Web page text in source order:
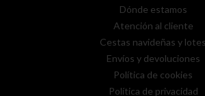
Dónde estamos
Atención al cliente
Cestas navideñas y lotes
Envíos y devoluciones
Política de cookies
Política de privacidad